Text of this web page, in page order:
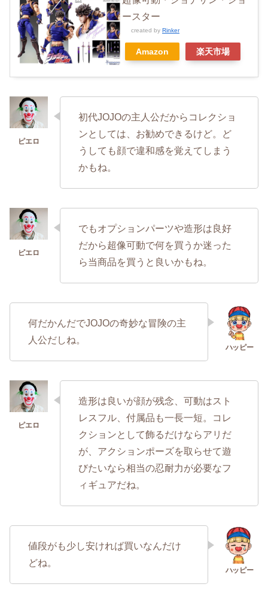
ースター
created by Rinker
Amazon 楽天市場
初代JOJOの主人公だからコレクショ
ンとしては、お勧めできるけど。ど
うしても顔で違和感を覚えてしまう
かもね。
でもオプションパーツや造形は良好
だから超像可動で何を買うか迷った
ら当商品を買うと良いかもね。
何だかんだでJOJOの奇妙な冒険の主
人公だしね。
造形は良いが顔が残念、可動はスト
レスフル、付属品も一長一短。コレ
クションとして飾るだけならアリだ
が、アクションポーズを取らせて遊
びたいなら相当の忍耐力が必要なフ
ィギュアだね。
値段がも少し安ければ買いなんだけ
どね。